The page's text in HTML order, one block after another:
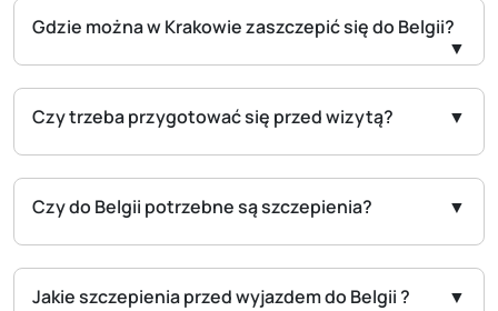
Gdzie można w Krakowie zaszczepić się do Belgii?
Czy trzeba przygotować się przed wizytą?
Czy do Belgii potrzebne są szczepienia?
Jakie szczepienia przed wyjazdem do Belgii ?